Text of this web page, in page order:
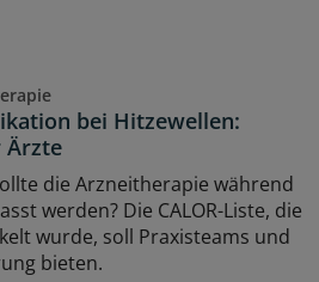
bei Hitzewellen:
Ärzte
die Arzneitherapie während
werden? Die CALOR-Liste, die
wurde, soll Praxisteams und
bieten.